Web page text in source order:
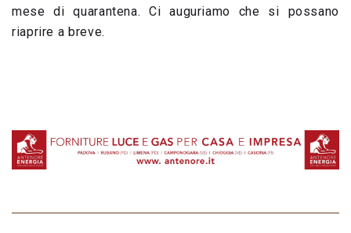
mese di quarantena. Ci auguriamo che si possano
riaprire a breve.